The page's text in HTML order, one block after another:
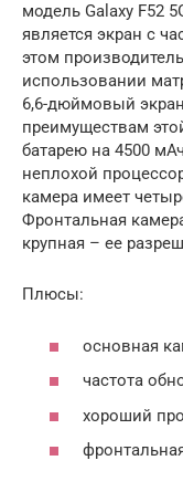
модель Galaxy F52
является экран с
этом
использовании
6,6-дюймовый
преимуществам
батарею на 4500
неплохой
камера имеет
Фронтальная
крупная – ее
Плюсы:
основная
частота
хороший